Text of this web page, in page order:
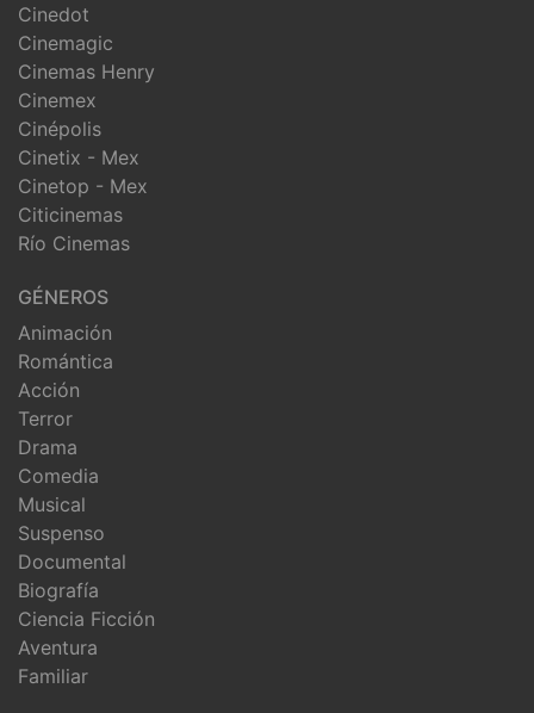
Cinedot
Cinemagic
Cinemas Henry
Cinemex
Cinépolis
Cinetix - Mex
Cinetop - Mex
Citicinemas
Río Cinemas
GÉNEROS
Animación
Romántica
Acción
Terror
Drama
Comedia
Musical
Suspenso
Documental
Biografía
Ciencia Ficción
Aventura
Familiar